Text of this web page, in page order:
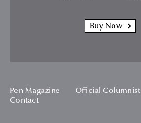
Buy Now
Pen Magazine Official Columnist
Contact